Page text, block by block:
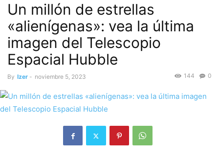
Un millón de estrellas
«alienígenas»: vea la última
imagen del Telescopio
Espacial Hubble
By Izer - noviembre 5, 2023 0
144